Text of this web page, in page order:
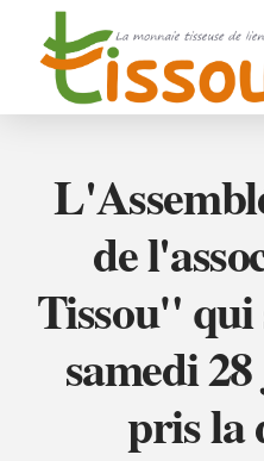
de
Tissou" qui
samedi
pris la